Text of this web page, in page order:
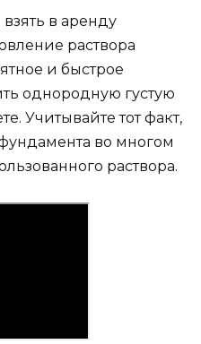
в аренду
раствора
и быстрое
однородную густую
Учитывайте тот факт,
во многом
раствора.